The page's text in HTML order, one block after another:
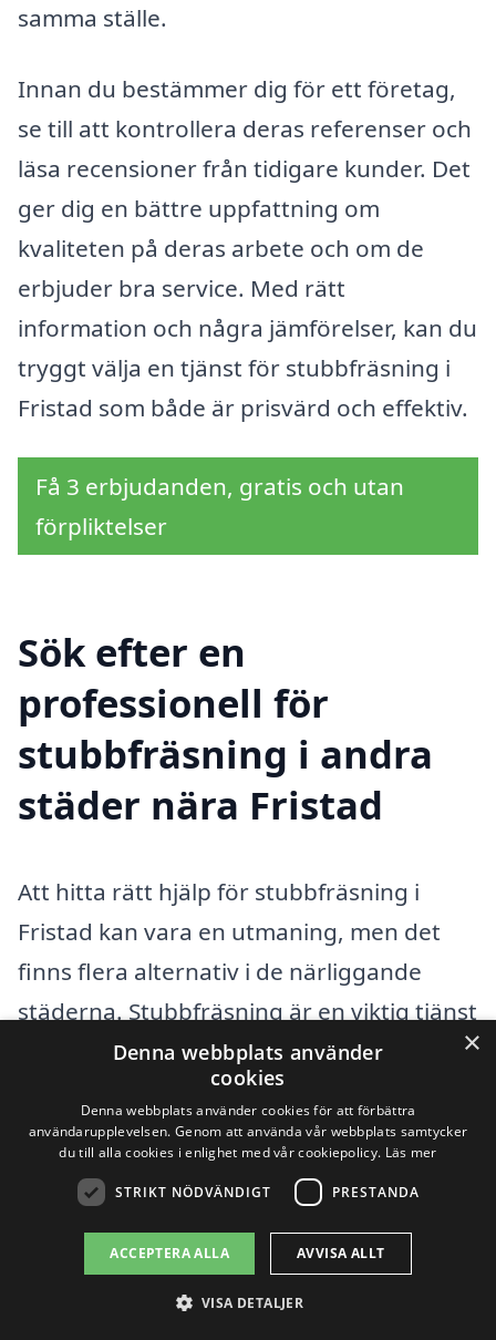
samma ställe.
Innan du bestämmer dig för ett företag,
se till att kontrollera deras referenser och
läsa recensioner från tidigare kunder. Det
ger dig en bättre uppfattning om
kvaliteten på deras arbete och om de
erbjuder bra service. Med rätt
information och några jämförelser, kan du
tryggt välja en tjänst för stubbfräsning i
Fristad som både är prisvärd och effektiv.
Få 3 erbjudanden, gratis och utan
förpliktelser
Sök efter en
professionell för
stubbfräsning i andra
städer nära Fristad
Att hitta rätt hjälp för stubbfräsning i
Fristad kan vara en utmaning, men det
finns flera alternativ i de närliggande
städerna. Stubbfräsning är en viktig tjänst
när man vill ta bort stubbar efter
avverkade träd, och det är avgörande att
välja en kompetent professionell för
jobbet. Genom vår plattform kan du
enkelt hitta företag som erbjuder
stubbfräsning och begära offerter för att
få bästa möjliga pris och service.
×
Denna webbplats använder
cookies
Denna webbplats använder cookies för att förbättra
användarupplevelsen. Genom att använda vår webbplats samtycker
du till alla cookies i enlighet med vår cookiepolicy. Läs mer
STRIKT NÖDVÄNDIGT PRESTANDA
ACCEPTERA ALLA AVVISA ALLT
VISA DETALJER